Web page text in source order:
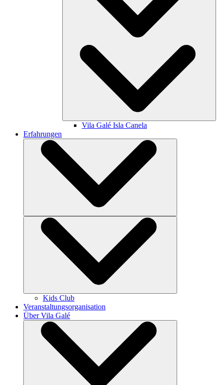
Vila Galé Isla Canela
Erfahrungen
Kids Club
Veranstaltungsorganisation
Über Vila Galé